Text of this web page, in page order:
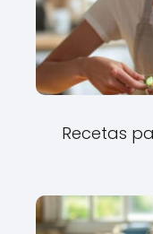
Recetas